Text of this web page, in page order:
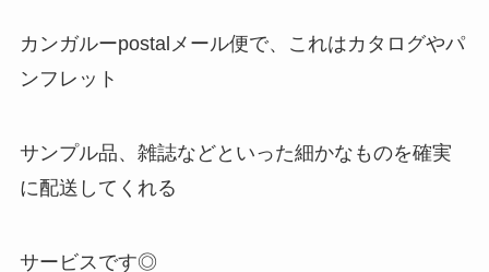
カンガルーpostalメール便で、これはカタログやパ
ンフレット
サンプル品、雑誌などといった細かなものを確実
に配送してくれる
サービスです◎